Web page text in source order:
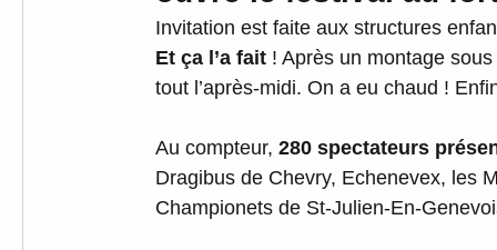
Invitation est faite aux structures
Et ça l’a fait ! Après un montage
tout l’après-midi. On a eu chaud !
Au compteur, 280 spectateurs
Dragibus de Chevry, Echenevex, les
Championets de St-Julien-En-